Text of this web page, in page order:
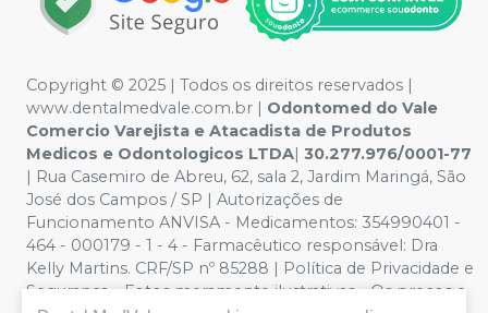
Copyright © 2025 | Todos os direitos reservados |
www.dentalmedvale.com.br | Odontomed do Vale
Comercio Varejista e Atacadista de Produtos
Medicos e Odontologicos LTDA| 30.277.976/0001-77
| Rua Casemiro de Abreu, 62, sala 2, Jardim Maringá, São
José dos Campos / SP | Autorizações de
Funcionamento ANVISA - Medicamentos: 354990401 -
464 - 000179 - 1 - 4 - Farmacêutico responsável: Dra
Kelly Martins. CRF/SP nº 85288 | Política de Privacidade e
Segurança - Fotos meramente ilustrativas - Os preços e